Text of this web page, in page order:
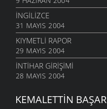
İNGILIZCE
31 MAYIS 2004
KIYMETLI RAPOR
29 MAYIS 2004
İNTIHAR GIRIŞIMI
28 MAYIS 2004
KEMALETTIN BAŞAR